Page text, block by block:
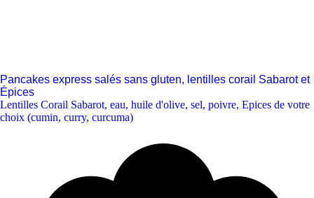
Pancakes express salés sans gluten, lentilles corail Sabarot et
Épices
Lentilles Corail Sabarot, eau, huile d'olive, sel, poivre, Epices de votre
choix (cumin, curry, curcuma)